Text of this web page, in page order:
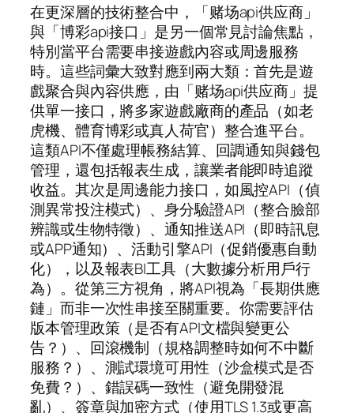
在更深層的技術整合中，「赌场api供应商」
與「博彩api接口」是另一個常見討論焦點，
特別當平台需要串接遊戲內容或周邊服務
時。這些詞彙大致對應到兩大類：首先是遊
戲聚合與內容供應，由「赌场api供应商」提
供單一接口，將多家遊戲廠商的產品（如老
虎機、體育博彩或真人荷官）整合進平台。
這類API不僅處理帳務結算、回調通知與錢包
管理，還包括報表生成，讓業者能即時追蹤
收益。其次是周邊能力接口，如風控API（偵
測異常投注模式）、身分驗證API（整合臉部
辨識或生物特徵）、通知推送API（即時訊息
或APP通知）、活動引擎API（促銷優惠自動
化），以及報表BI工具（大數據分析用戶行
為）。從第三方視角，將API視為「長期供應
鏈」而非一次性串接至關重要。你需要評估
版本管理政策（是否有API文檔與變更公
告？）、回滾機制（規格調整時如何不中斷
服務？）、測試環境可用性（沙盒模式是否
免費？）、錯誤碼一致性（避免開發混
亂）、簽章與加密方式（使用TLS 1.3或更高